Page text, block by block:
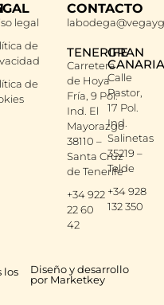
legal
de
de
CONTACTO
TENERIFE
Carretera
de Hoya
Fría, 9 Pol.
Ind. El
Mayorazgo
38110 –
Santa Cruz
de Tenerife
+34 922
22 60
42
GRAN
CANARIA
Calle
Pastor,
17 Pol.
Ind.
Salinetas
35219 –
Telde
+34 928
132 350
los
Diseño y desarrollo
por Marketkey